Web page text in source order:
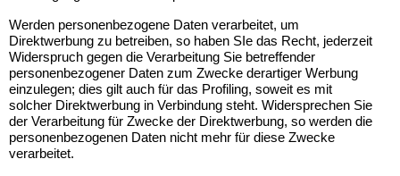
Werden personenbezogene Daten verarbeitet, um
Direktwerbung zu betreiben, so haben SIe das Recht, jederzeit
Widerspruch gegen die Verarbeitung Sie betreffender
personenbezogener Daten zum Zwecke derartiger Werbung
einzulegen; dies gilt auch für das Profiling, soweit es mit
solcher Direktwerbung in Verbindung steht. Widersprechen Sie
der Verarbeitung für Zwecke der Direktwerbung, so werden die
personenbezogenen Daten nicht mehr für diese Zwecke
verarbeitet.